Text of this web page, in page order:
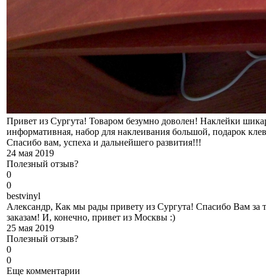
Привет из Сургута! Товаром безумно доволен! Наклейки
информативная, набор для наклеивания большой, подарок
Спасибо вам, успеха и дальнейшего развития!!!
24 мая 2019
Полезный отзыв?
0
0
bestvinyl
Александр, Как мы рады привету из Сургута! Спасибо Вам
заказам! И, конечно, привет из Москвы :)
25 мая 2019
Полезный отзыв?
0
0
Еще комментарии